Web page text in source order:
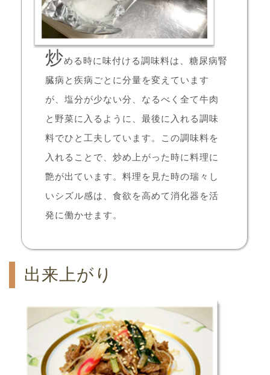
炒める時に味付ける調味料は、糖尿病腎
臓病と疾病ごとに分量を変えています
が、塩分が少ない分、なるべく全て牛肉
と野菜に入るように、最後に入れる調味
料でひと工夫しています。この調味料を
入れることで、炒め上がった時に料理に
艶が出ています。料理を見た時の瑞々し
いシズル感は、食欲を高めて消化器を活
発に働かせます。
出来上がり